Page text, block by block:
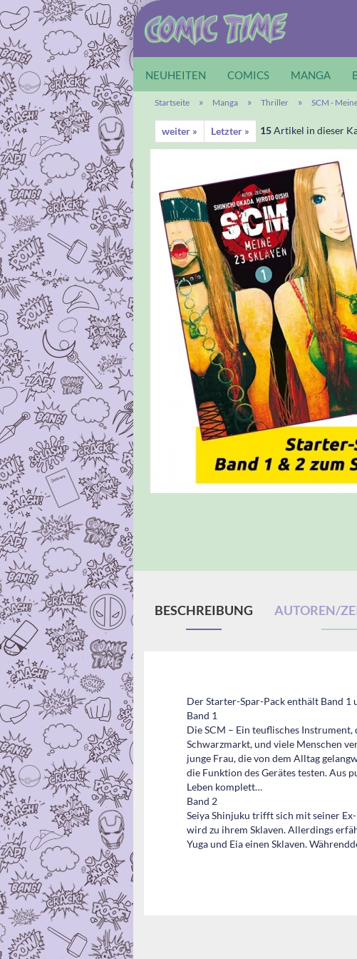
NEUHEITEN COMICS MANGA
Startseite » Manga » Thriller » SCM -
weiter » Letzter » 15Artikel in dieser
BESCHREIBUNG AUTOREN/
Der Starter-Spar-Pack enthält Band 1
Band 1
Die SCM – Ein teuflisches Instrument,
Schwarzmarkt, und viele Menschen
junge Frau, die von dem Alltag
die Funktion des Gerätes testen. Aus
Leben komplett…
Band 2
Seiya Shinjuku trifft sich mit seiner
wird zu ihrem Sklaven. Allerdings
Yuga und Eia einen Sklaven.